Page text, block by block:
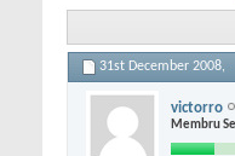
31st December 2008,
victorro
Membru